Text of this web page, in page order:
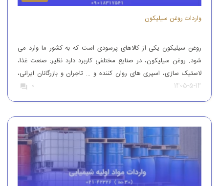
واردات روغن سیلیکون
روغن سیلیکون یکی از کالاهای پرسودی است که به کشور ما وارد می
شود. روغن سیلیکون، در صنایع مختلفی کاربرد دارد نظیر: صنعت غذا،
لاستیک سازی، اسپری های روان کننده و … تاجران و بازرگانان ایرانی،
این محصول را از کشورهای همچون آلمان، ایتالیا، ترکیه و چین وارد
کشور می کنند تا بدین طریق نیاز […]
1405-5-14
0